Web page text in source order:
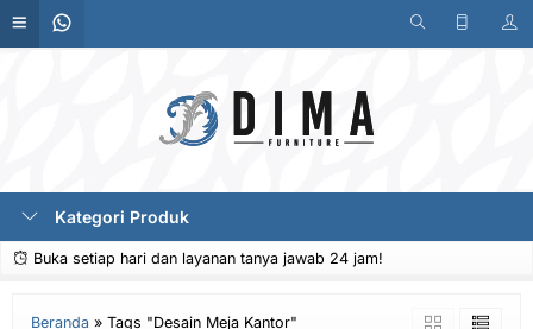
Kategori Produk
Buka setiap hari dan layanan tanya jawab 24 jam!
Beranda » Tags "Desain Meja Kantor"